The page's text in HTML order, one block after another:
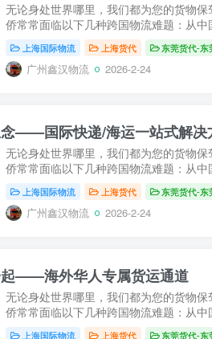
无论身处世界哪里，我们都为您的货物
侨常常面临以下几种跨国物流难题：从
上海国际物流 上海货代 东莞货代-东
广州鑫汉物流 2026-2-24
——国际快递/海运一站式解决
无论身处世界哪里，我们都为您的货物
侨常常面临以下几种跨国物流难题：从
上海国际物流 上海货代 东莞货代-东
广州鑫汉物流 2026-2-24
——海外华人专属货运通道
无论身处世界哪里，我们都为您的货物
侨常常面临以下几种跨国物流难题：从
上海国际物流 上海货代 东莞货代-东